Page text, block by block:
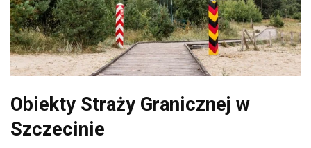
Obiekty Straży Granicznej w
Szczecinie